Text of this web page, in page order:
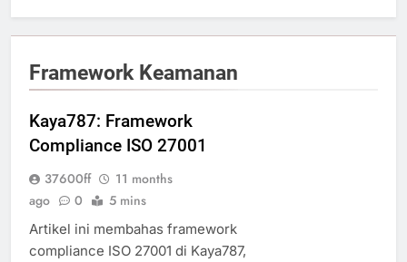
Framework Keamanan
Kaya787: Framework
Compliance ISO 27001
37600ff
11 months
ago
0 5 mins
Artikel ini membahas framework
compliance ISO 27001 di Kaya787,